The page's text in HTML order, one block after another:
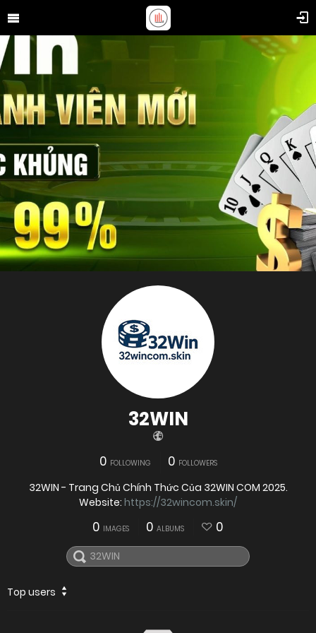
32WIN
0 FOLLOWING 0 FOLLOWERS
32WIN - Trang Chủ Chính Thức Của 32WIN COM 2025.
Website: https://32wincom.skin/
0 IMAGES 0 ALBUMS 0
Top users